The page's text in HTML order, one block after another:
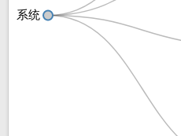
系统
系统